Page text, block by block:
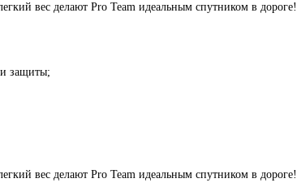
вес делают Pro Team идеальным спутником в дороге!
защиты;
вес делают Pro Team идеальным спутником в дороге!